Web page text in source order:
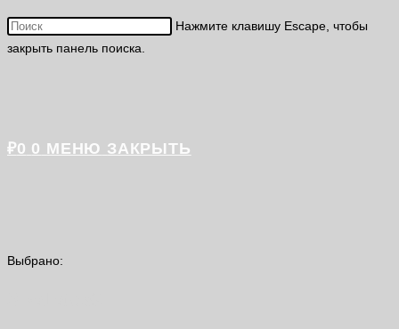
Нажмите клавишу Escape, чтобы
закрыть панель поиска.
₽0 0 МЕНЮ ЗАКРЫТЬ
Выбрано: